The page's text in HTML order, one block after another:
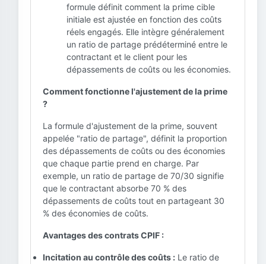
formule définit comment la prime cible
initiale est ajustée en fonction des coûts
réels engagés. Elle intègre généralement
un ratio de partage prédéterminé entre le
contractant et le client pour les
dépassements de coûts ou les économies.
Comment fonctionne l'ajustement de la prime
?
La formule d'ajustement de la prime, souvent
appelée "ratio de partage", définit la proportion
des dépassements de coûts ou des économies
que chaque partie prend en charge. Par
exemple, un ratio de partage de 70/30 signifie
que le contractant absorbe 70 % des
dépassements de coûts tout en partageant 30
% des économies de coûts.
Avantages des contrats CPIF :
Incitation au contrôle des coûts : Le ratio de